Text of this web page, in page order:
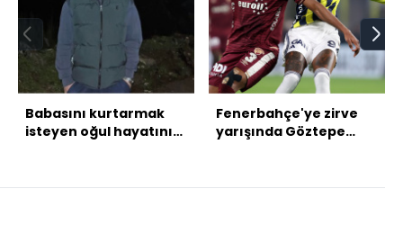
Babasını kurtarmak
isteyen oğul hayatını
Fenerbahçe'ye zirve
yarışında Göztepe